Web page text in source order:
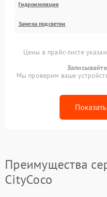
Гидроизоляция
Замена подсветки
Цены в прайс-листе
Мы проверим ваше
Преимущества
CityCoco